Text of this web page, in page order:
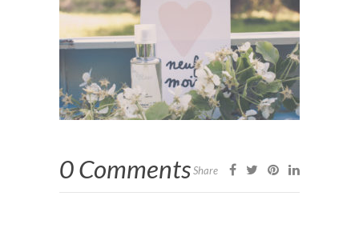
0 CommentsShare